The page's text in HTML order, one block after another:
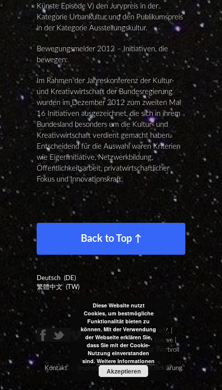
Künste Episode V) den Jurypreis in der
Kategorie Urbankultur und den Publikumspreis
in der Kategorie Ausstellungskultur.
Bewegungsmelder 2012 – Initiativen, die
bewegen:
Im Rahmen der Jahreskonferenz der Kultur-
und Kreativwirtschaft der Bundesregierung
wurden im Dezember 2012 zum zweiten Mal
16 Initiativen ausgezeichnet, die sich in ihrem
Bundesland besonders um die Kultur- und
Kreativwirtschaft verdient gemacht haben.
Entscheidend für die Auswahl waren Kriterien
wie Eigeninitiative, Netzwerkbildung,
Öffentlichkeitsarbeit, privatwirtschaftlicher
Fokus und Innovationskraft.
Back to Top ↑
Deutsch
DE
繁體中文
TW
© 2019 Kulturanker e.V. |
Webdesign: Stephan Loewe |
Grafikdesign:
Prädikat Wertvoll
Kontakt Impressum Datenschutzerklärung
Diese Website nutzt
Cookies, um bestmögliche
Funktionalität bieten zu
können. Mit der Verwendung
der Webseite erklären Sie,
dass Sie mit der Cookie-
Nutzung einverstanden
sind. Weitere Informationen
Akzeptieren